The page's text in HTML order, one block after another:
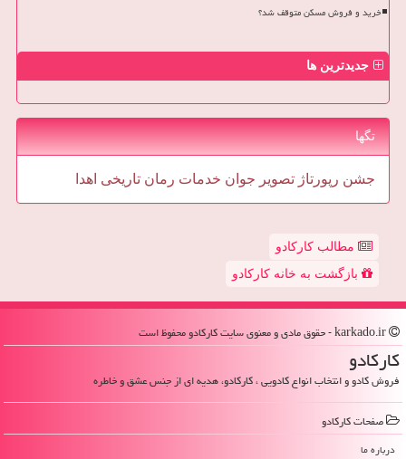
خرید و فروش مسکن متوقف شد؟
جدیدترین ها
تگها
جشن رپورتاژ تصویر جوان خدمات رمان تاریخی اهدا
مطالب کارکادو
بازگشت به خانه کارکادو
كاركادو
فروش کادو و انتخاب انواع کادویی ، کارکادو، هدیه ای از جنس عشق و خاطره
صفحات كاركادو
درباره ما